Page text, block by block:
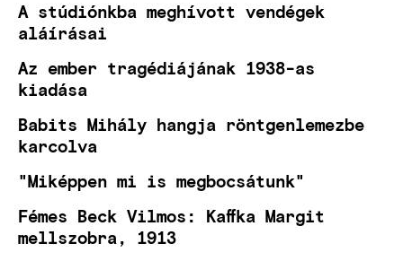
A stúdiónkba meghívott vendégek
aláírásai
Az ember tragédiájának 1938-as
kiadása
Babits Mihály hangja röntgenlemezbe
karcolva
"Miképpen mi is megbocsátunk"
Fémes Beck Vilmos: Kaffka Margit
mellszobra, 1913